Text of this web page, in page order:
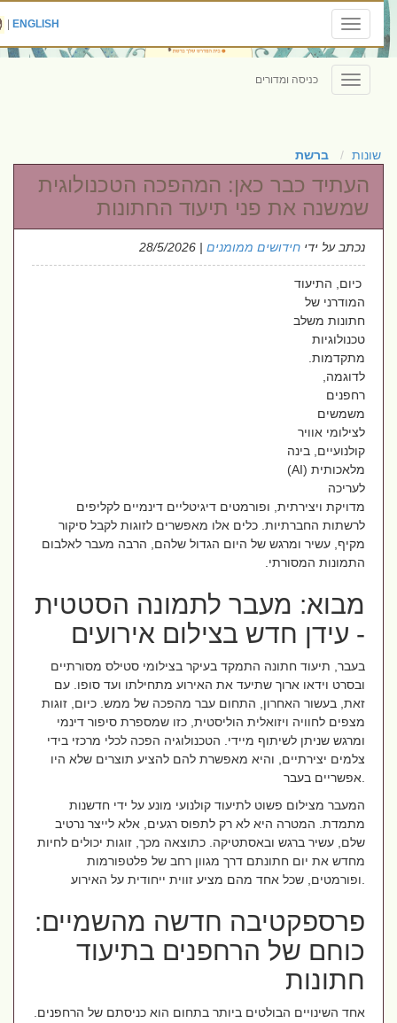
Toggle
navigation
ENGLISH
|
Toggle
navigation
כניסה ומדורים
שונות ברשת
העתיד כבר כאן: המהפכה הטכנולוגית
שמשנה את פני תיעוד החתונות
נכתב על ידיחידושים ממומנים| 28/5/2026
כיום, התיעוד
המודרני של
חתונות משלב
טכנולוגיות
מתקדמות.
לדוגמה,
רחפנים
משמשים
לצילומי אוויר
קולנועיים, בינה
מלאכותית (AI)
לעריכה
מדויקת ויצירתית, ופורמטים דיגיטליים דינמיים לקליפים
לרשתות החברתיות. כלים אלו מאפשרים לזוגות לקבל סיקור
מקיף, עשיר ומרגש של היום הגדול שלהם, הרבה מעבר לאלבום
התמונות המסורתי.
מבוא: מעבר לתמונה הסטטית
- עידן חדש בצילום אירועים
בעבר, תיעוד חתונה התמקד בעיקר בצילומי סטילס מסורתיים
ובסרט וידאו ארוך שתיעד את האירוע מתחילתו ועד סופו. עם
זאת, בעשור האחרון, התחום עבר מהפכה של ממש. כיום, זוגות
מצפים לחוויה ויזואלית הוליסטית, כזו שמספרת סיפור דינמי
ומרגש שניתן לשיתוף מיידי. הטכנולוגיה הפכה לכלי מרכזי בידי
צלמים יצירתיים, והיא מאפשרת להם להציע תוצרים שלא היו
המעבר מצילום פשוט לתיעוד קולנועי מונע על ידי חדשנות
מתמדת. המטרה היא לא רק לתפוס רגעים, אלא לייצר נרטיב
שלם, עשיר ברגש ובאסתטיקה. כתוצאה מכך, זוגות יכולים לחיות
מחדש את יום חתונתם דרך מגוון רחב של פלטפורמות
פרספקטיבה חדשה מהשמיים:
כוחם של הרחפנים בתיעוד
חתונות
אחד השינויים הבולטים ביותר בתחום הוא כניסתם של הרחפנים.